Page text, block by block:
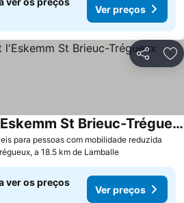
Ver preços
Partilhar
para pessoas com mobilidade reduzida
Hotel Restaurant l'Eskemm St Brieuc-Trégueux
a 18.5 km de Lamballe
ver os preços
Ver preços